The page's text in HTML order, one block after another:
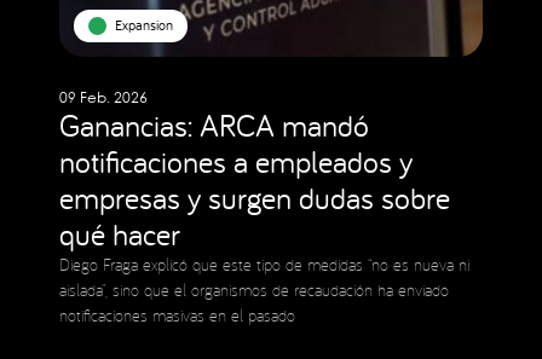
Expansion
09 Feb. 2026
Ganancias: ARCA mandó
notificaciones a empleados y
empresas y surgen dudas sobre
qué hacer
Diego Fraga explicó que este tipo de medidas “no es nueva ni
aislada”, sino que el organismos de recaudación ha enviado
notificaciones masivas en el pasado